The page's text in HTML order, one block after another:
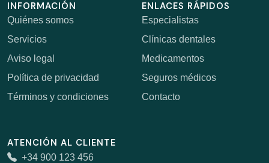
INFORMACIÓN
Quiénes somos
Servicios
Aviso legal
Política de privacidad
Términos y condiciones
ENLACES RÁPIDOS
Especialistas
Clínicas dentales
Medicamentos
Seguros médicos
Contacto
ATENCIÓN AL CLIENTE
+34 900 123 456